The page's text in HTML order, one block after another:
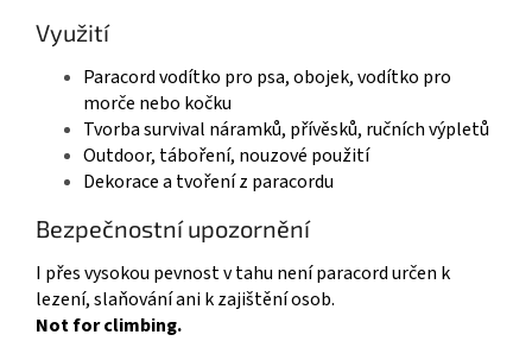
Využití
Paracord vodítko pro psa, obojek, vodítko pro
morče nebo kočku
Tvorba survival náramků, přívěsků, ručních výpletů
Outdoor, táboření, nouzové použití
Dekorace a tvoření z paracordu
Bezpečnostní upozornění
I přes vysokou pevnost v tahu není paracord určen k
lezení, slaňování ani k zajištění osob.
Not for climbing.